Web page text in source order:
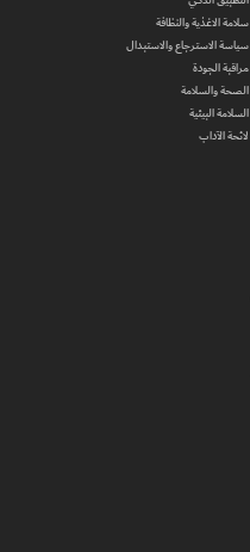
سلامة الاغذية والنظافة
سياسة الاسترجاع والاستبدال
مراقبة الجودة
الصحة والسلامة
السلامة البيئية
لائحة الآداب